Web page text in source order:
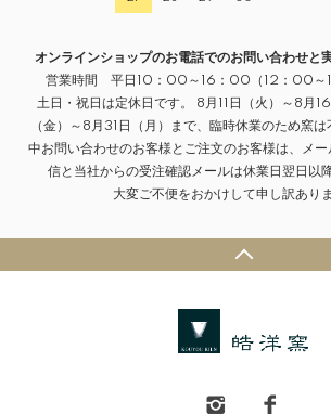
オンラインショップのお電話でのお問い合わせと
営業時間 平日10：00～16：00（12：00～
土日・祝日は定休日です。 8月11日（火）～8月
（金）～8月31日（月）まで、臨時休業のため窯
中お問い合わせのお客様とご注文のお客様は、メ
信と当社からの受注確認メールは休業日翌日以
大変ご不便をおかけして申し訳あり